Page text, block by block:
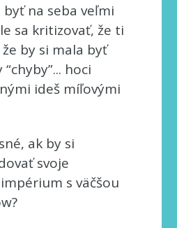
na seba veľmi
sa kritizovať, že ti
by si mala byť
hoci
ideš míľovými
ak by si
svoje
s väčšou